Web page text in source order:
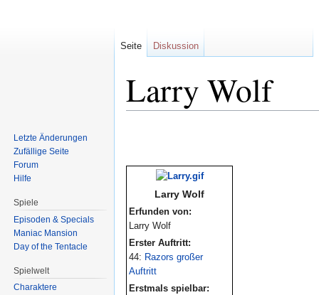
Larry Wolf
Larry Wolf
Erfunden von:
Larry Wolf
Erster Auftritt:
44: Razors großer
Auftritt
Erstmals spielbar:
Seite Diskussion
Letzte Änderungen
Zufällige Seite
Forum
Hilfe
Spiele
Episoden & Specials
Maniac Mansion
Day of the Tentacle
Spielwelt
Charaktere